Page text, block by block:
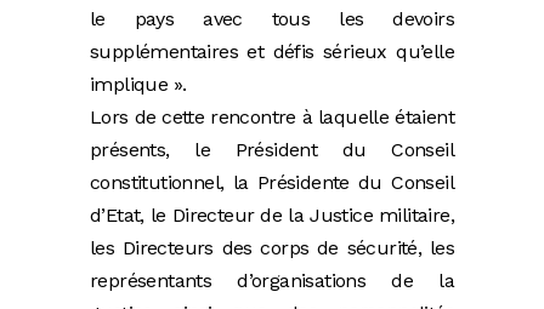
le pays avec tous les devoirs
supplémentaires et défis sérieux qu’elle
implique ».
Lors de cette rencontre à laquelle étaient
présents, le Président du Conseil
constitutionnel, la Présidente du Conseil
d’Etat, le Directeur de la Justice militaire,
les Directeurs des corps de sécurité, les
représentants d’organisations de la